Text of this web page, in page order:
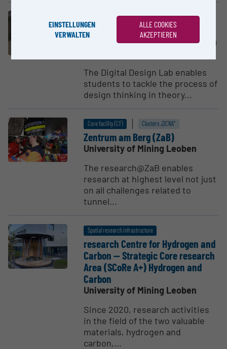
Spatial research infrastructure
DESY - The Digital Design Lab
Interdisciplinary Transformation
The Digital Design Lab enables
students to tackle the process of
design thinking in theory...
Core facility (CF) Clusters „DCNA“
Zentrum am Berg (ZaB)
University of Mining Leoben
The research@ZaB enables
research at highest level not just
on all challenges related to
tunnel...
Spatial research infrastructure
research Centre for Hydrogen and
Carbon -- Strategic Core research
Area (SCoRe A+) Hydrogen and
Carbon
University of Mining Leoben
Since 2020, research activities
in the field of the two valuable
materials, hydrogen and
carbon,...
EINSTELLUNGEN
VERWALTEN
ALLE COOKIES
AKZEPTIEREN